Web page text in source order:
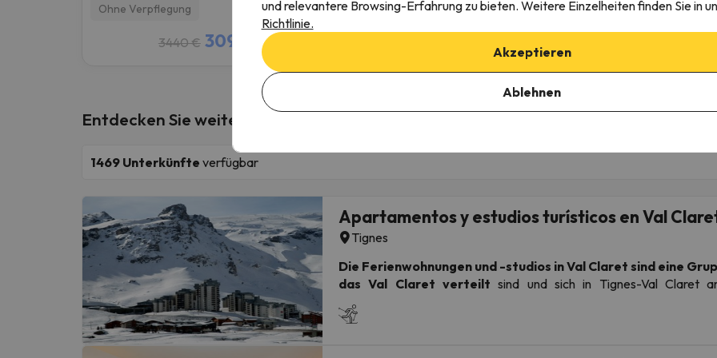
Ohne Verpflegung
3440 € 3095 € /pers.
Ohne Verpflegung
Frühstück
Entdecken Sie weitere Hotels in Tignes
1469 Unterkünfte verfügbar
Apartamentos y estudios turísticos en Val
Tignes
Die Ferienwohnungen und -studios in Val Claret sind eine
das Val Claret verteilt sind und sich in Tignes-Val Claret
Appartements/Studios ist zu bestätigen und wird bei der
(wenn Sie die genaue Lage benötigen, kontaktieren Sie uns bitte und
Der Standort und die Adresse auf der Website und auf dem
und relevantere Browsing-Erfahrung zu bieten. Weitere Einzelheiten finden Sie in
Richtlinie.
Akzeptieren
Ablehnen